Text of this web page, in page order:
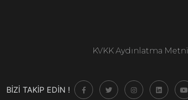
KVKK Aydınlatma Metni
BİZİ TAKİP EDİN !